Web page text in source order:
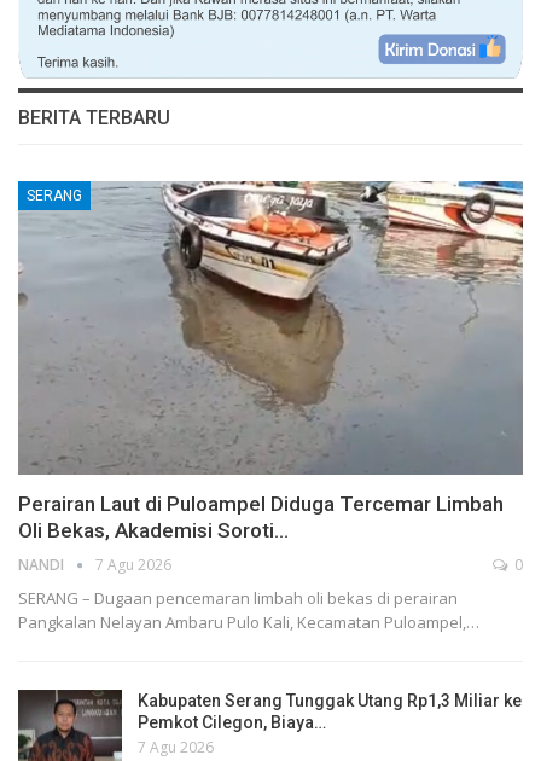
BERITA TERBARU
SERANG
Perairan Laut di Puloampel Diduga Tercemar Limbah
Oli Bekas, Akademisi Soroti…
NANDI 7 Agu 2026 0
SERANG – Dugaan pencemaran limbah oli bekas di perairan
Pangkalan Nelayan Ambaru Pulo Kali, Kecamatan Puloampel,…
Kabupaten Serang Tunggak Utang Rp1,3 Miliar ke
Pemkot Cilegon, Biaya…
7 Agu 2026